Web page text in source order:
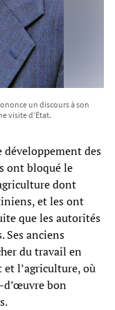
un discours à son
visite d’État.
des
ont bloqué le
dont
et les ont
que les autorités
Ses anciens
du travail en
l’agriculture, où
bon